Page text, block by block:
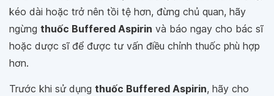
kéo dài hoặc trở nên tồi tệ hơn, đừng chủ quan, hãy
ngừng thuốc Buffered Aspirin và báo ngay cho bác sĩ
hoặc dược sĩ để được tư vấn điều chỉnh thuốc phù hợp
hơn.
Trước khi sử dụng thuốc Buffered Aspirin, hãy cho